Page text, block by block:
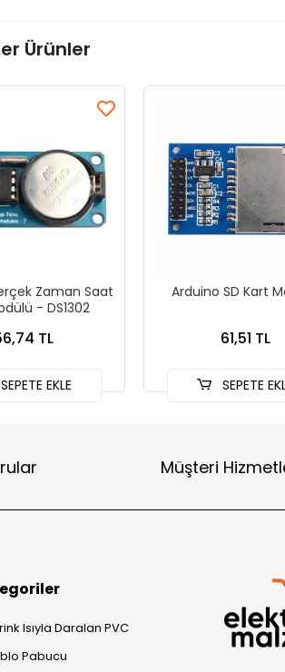
Ürünler
Zaman Saat
- DS1302
TL
SEPETE EKLE
Arduino SD Kart
61,51 TL
SEPETE
Müşteri
Isıyla Daralan PVC
Pabucu